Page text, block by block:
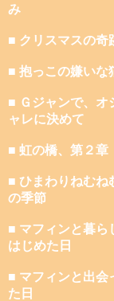
み
■ クリスマスの奇
■ 抱っこの嫌いな
■ Ｇジャンで、オ
ャレに決めて
■ 虹の橋、第２章
■ ひまわりねむね
の季節
■ マフィンと暮ら
はじめた日
■ マフィンと出会
た日